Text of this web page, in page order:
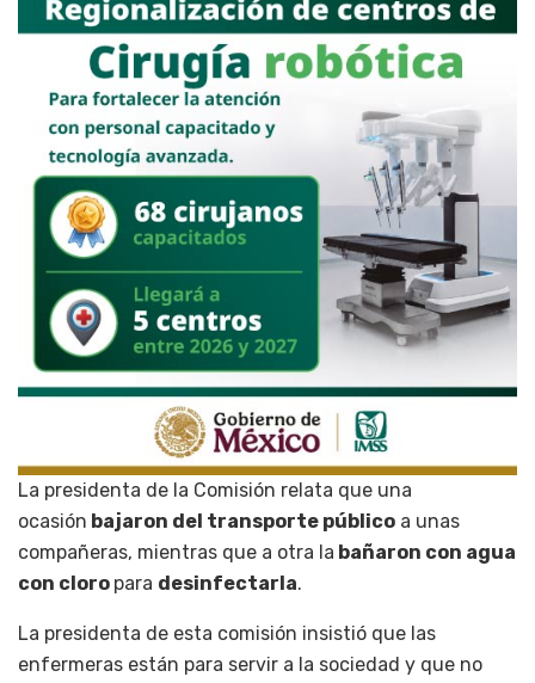
La presidenta de la Comisión relata que una
ocasión bajaron del transporte público a unas
compañeras, mientras que a otra la bañaron con agua
con cloro para desinfectarla.
La presidenta de esta comisión insistió que las
enfermeras están para servir a la sociedad y que no